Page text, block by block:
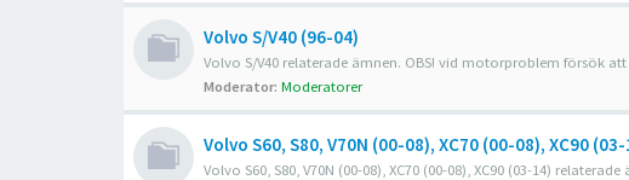
Volvo S/V40 (96-04)
Volvo S/V40 relaterade ämnen. OBS! vid motorproblem försök
Moderator: Moderatorer
Volvo S60, S80, V70N (00-08), XC70 (00-08), XC90
Volvo S60, S80, V70N (00-08), XC70 (00-08), XC90 (03-14)